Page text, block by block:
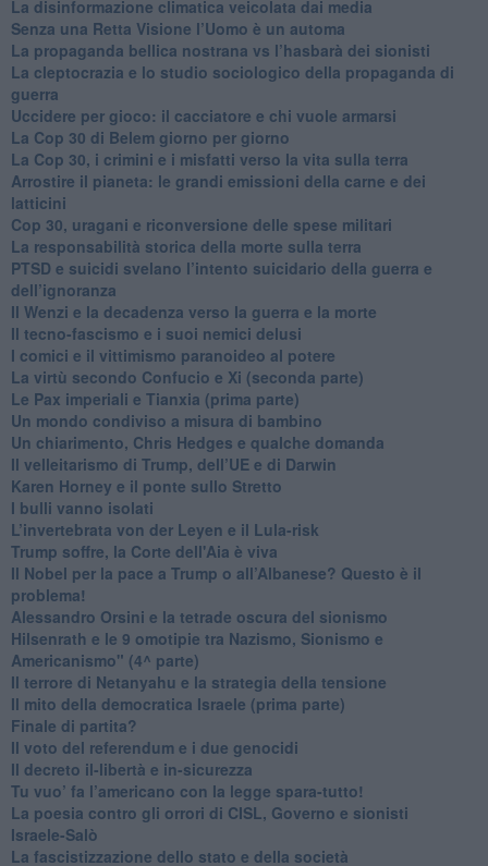
​La disinformazione climatica veicolata dai media
Senza una Retta Visione l’Uomo è un automa
​La propaganda bellica nostrana vs l’hasbarà dei sionisti
​La cleptocrazia e lo studio sociologico della propaganda di
guerra
​Uccidere per gioco: il cacciatore e chi vuole armarsi
​La Cop 30 di Belem giorno per giorno
La Cop 30, i crimini e i misfatti verso la vita sulla terra
Arrostire il pianeta: le grandi emissioni della carne e dei
latticini
​Cop 30, uragani e riconversione delle spese militari
La responsabilità storica della morte sulla terra
PTSD e suicidi svelano l’intento suicidario della guerra e
dell’ignoranza
Il Wenzi e la decadenza verso la guerra e la morte
​Il tecno-fascismo e i suoi nemici delusi
​I comici e il vittimismo paranoideo al potere
​La virtù secondo Confucio e Xi (seconda parte)
Le Pax imperiali e Tianxia (prima parte)
Un mondo condiviso a misura di bambino
​Un chiarimento, Chris Hedges e qualche domanda
Il velleitarismo di Trump, dell’UE e di Darwin
​Karen Horney e il ponte sullo Stretto
​I bulli vanno isolati
L’invertebrata von der Leyen e il Lula-risk
Trump soffre, la Corte dell'Aia è viva
​Il Nobel per la pace a Trump o all’Albanese? Questo è il
problema!
​Alessandro Orsini e la tetrade oscura del sionismo
​Hilsenrath e le 9 omotipie tra Nazismo, Sionismo e
Americanismo" (4^ parte)
​Il terrore di Netanyahu e la strategia della tensione
Il mito della democratica Israele (prima parte)
​Finale di partita?
​Il voto del referendum e i due genocidi
Il decreto il-libertà e in-sicurezza
Tu vuo’ fa l’americano con la legge spara-tutto!
La poesia contro gli orrori di CISL, Governo e sionisti
Israele-Salò
​La fascistizzazione dello stato e della società